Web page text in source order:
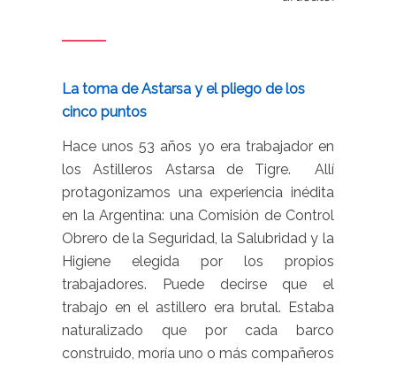
La toma de Astarsa y el pliego de los
cinco puntos
Hace unos 53 años yo era trabajador en
los Astilleros Astarsa de Tigre. Allí
protagonizamos una experiencia inédita
en la Argentina: una Comisión de Control
Obrero de la Seguridad, la Salubridad y la
Higiene elegida por los propios
trabajadores. Puede decirse que el
trabajo en el astillero era brutal. Estaba
naturalizado que por cada barco
construido, moría uno o más compañeros